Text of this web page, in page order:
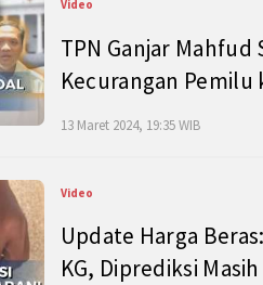
Video
TPN Ganjar Mahfud
Kecurangan Pemilu
13 Maret 2024, 19:35 WIB
Video
Update Harga
KG, Diprediksi